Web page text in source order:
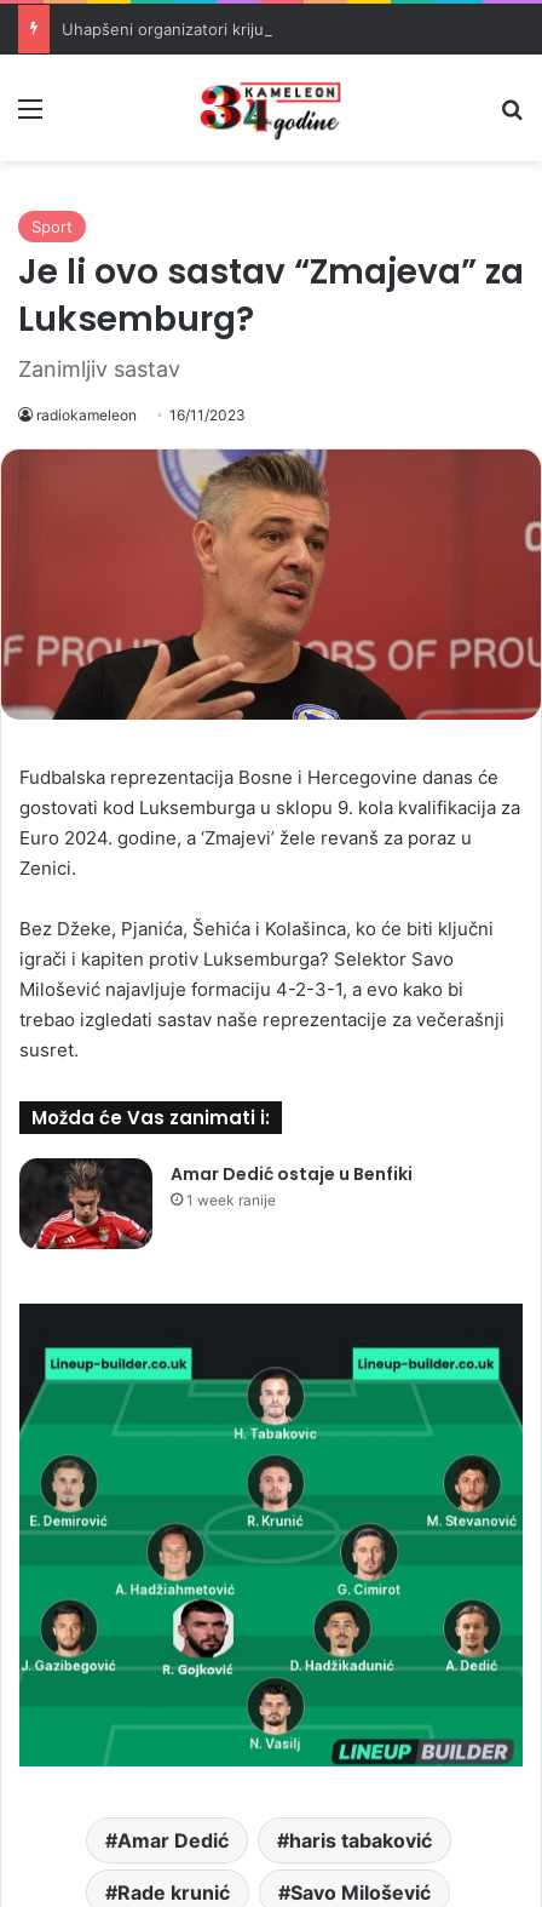
Sport
Je li ovo sastav “Zmajeva” za
Luksemburg?
Zanimljiv sastav
radiokameleon 16/11/2023
Fudbalska reprezentacija Bosne i Hercegovine danas će
gostovati kod Luksemburga u sklopu 9. kola kvalifikacija za
Euro 2024. godine, a ‘Zmajevi’ žele revanš za poraz u
Zenici.
Bez Džeke, Pjanića, Šehića i Kolašinca, ko će biti ključni
igrači i kapiten protiv Luksemburga? Selektor Savo
Milošević najavljuje formaciju 4-2-3-1, a evo kako bi
trebao izgledati sastav naše reprezentacije za večerašnji
susret.
Možda će Vas zanimati i:
Amar Dedić ostaje u Benfiki
1 week ranije
Amar Dedić haris tabaković
Rade krunić Savo Milošević